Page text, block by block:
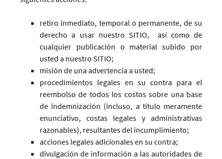
retiro inmediato, temporal o permanente, de su
derecho a usar nuestro SITIO, así como de
cualquier publicación o material subido por
usted a nuestro SITIO;
misión de una advertencia a usted;
procedimientos legales en su contra para el
reembolso de todos los costos sobre una base
de indemnización (incluso, a título meramente
enunciativo, costas legales y administrativas
razonables), resultantes del incumplimiento;
acciones legales adicionales en su contra;
divulgación de información a las autoridades de